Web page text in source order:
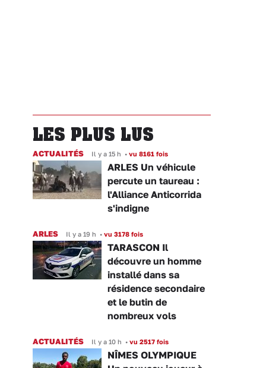
LES PLUS LUS
ACTUALITÉS Il y a 15 h • vu 8161 fois
ARLES Un véhicule
percute un taureau :
l'Alliance Anticorrida
s'indigne
ARLES Il y a 19 h • vu 3178 fois
TARASCON Il
découvre un homme
installé dans sa
résidence secondaire
et le butin de
nombreux vols
ACTUALITÉS Il y a 10 h • vu 2517 fois
NÎMES OLYMPIQUE